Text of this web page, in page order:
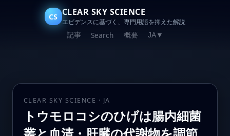
CS CLEAR SKY SCIENCE
エビデンスに基づく、専門用語を抑えた解説
記事 Search 概要 JA▼
CLEAR SKY SCIENCE · JA
トウモロコシのひげは腸内細菌